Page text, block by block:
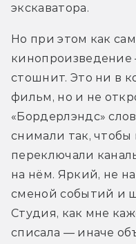
экскаватора.
Но при этом как
стошнит. Это ни в
фильм, но и не
«Бордерлэндс»
снимали так, чтобы
переключали
на нём. Яркий, не
сменой событий и
Студия, как мне
списала — иначе